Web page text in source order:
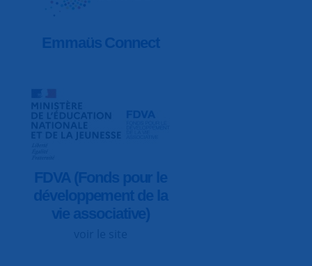
Emmaüs Connect
FDVA (Fonds pour le
développement de la
vie associative)